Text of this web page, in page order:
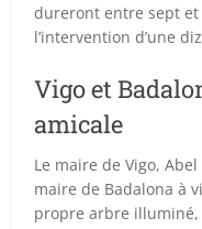
dureront entre sept
l’intervention d’une
Vigo et
amicale
Le maire de Vigo,
maire de Badalona à
propre arbre